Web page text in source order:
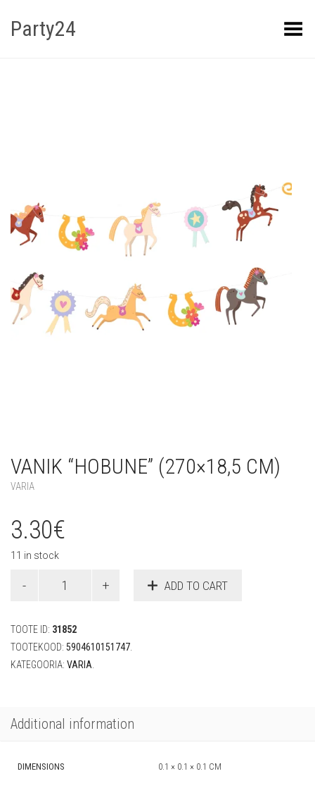
Party24 Kuva menüü
VANIK “HOBUNE” (270×18,5 CM)
VARIA
3.30€
11 in stock
"Hobune"
quantity
ADD TO CART
TOOTE ID: 31852
TOOTEKOOD: 5904610151747
KATEGOORIA: VARIA
Additional information
DIMENSIONS 0.1 × 0.1 × 0.1 CM